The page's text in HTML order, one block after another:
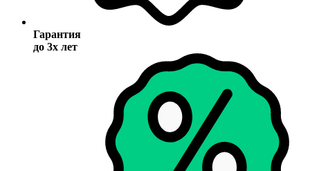
Гарантия
до 3х лет